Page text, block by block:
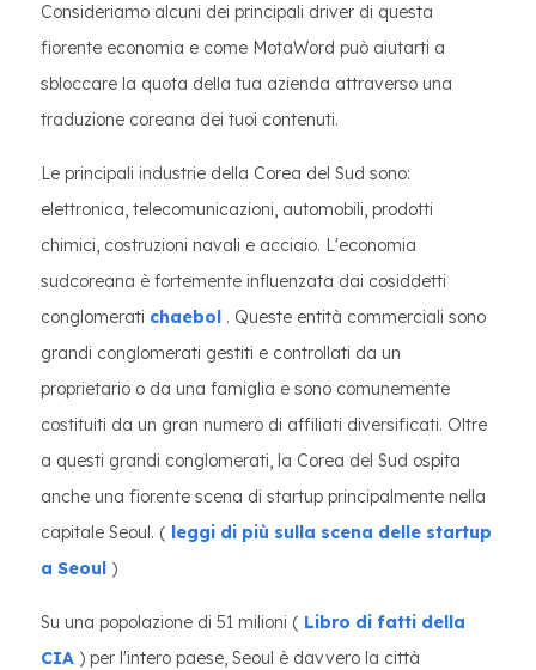
Consideriamo alcuni dei principali driver di questa
fiorente economia e come MotaWord può aiutarti a
sbloccare la quota della tua azienda attraverso una
traduzione coreana dei tuoi contenuti.
Le principali industrie della Corea del Sud sono:
elettronica, telecomunicazioni, automobili, prodotti
chimici, costruzioni navali e acciaio. L'economia
sudcoreana è fortemente influenzata dai cosiddetti
conglomerati chaebol . Queste entità commerciali sono
grandi conglomerati gestiti e controllati da un
proprietario o da una famiglia e sono comunemente
costituiti da un gran numero di affiliati diversificati. Oltre
a questi grandi conglomerati, la Corea del Sud ospita
anche una fiorente scena di startup principalmente nella
capitale Seoul. ( leggi di più sulla scena delle startup
a Seoul )
Su una popolazione di 51 milioni ( Libro di fatti della
CIA ) per l'intero paese, Seoul è davvero la città